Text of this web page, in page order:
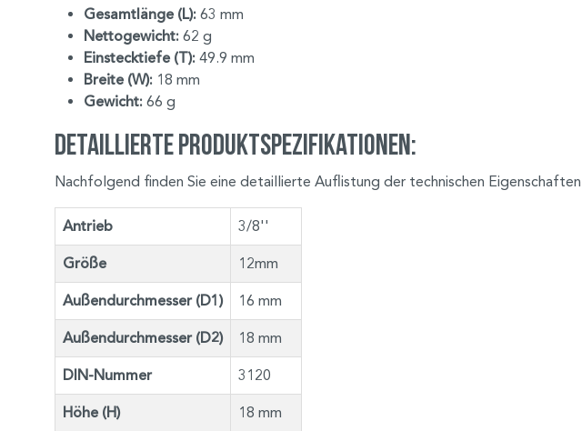
Gesamtlänge (L): 63 mm
Nettogewicht: 62 g
Einstecktiefe (T): 49.9 mm
Breite (W): 18 mm
Gewicht: 66 g
Detaillierte Produktspezifikationen:
Nachfolgend finden Sie eine detaillierte Auflistung der technischen
Antrieb 3/8''
Größe 12mm
Außendurchmesser (D1) 16 mm
Außendurchmesser (D2) 18 mm
DIN-Nummer 3120
Höhe (H) 18 mm